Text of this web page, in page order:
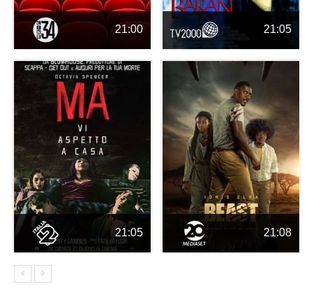
21:00 21:05
21:05 21:08